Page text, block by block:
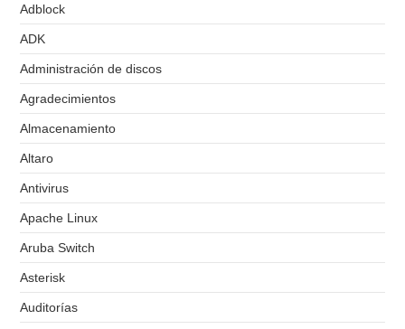
Adblock
ADK
Administración de discos
Agradecimientos
Almacenamiento
Altaro
Antivirus
Apache Linux
Aruba Switch
Asterisk
Auditorías